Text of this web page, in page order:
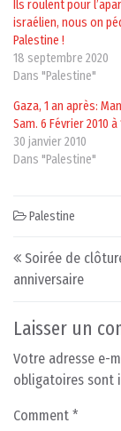
Ils roulent pour
israélien, nous on
Palestine !
18 septembre 2020
Dans "Palestine"
Gaza, 1 an après:
Sam. 6 Février 2010 à
30 janvier 2010
Dans "Palestine"
Palestine
Post
Soirée de
anniversaire
Laisser un
Votre adresse e-
obligatoires sont
Comment *